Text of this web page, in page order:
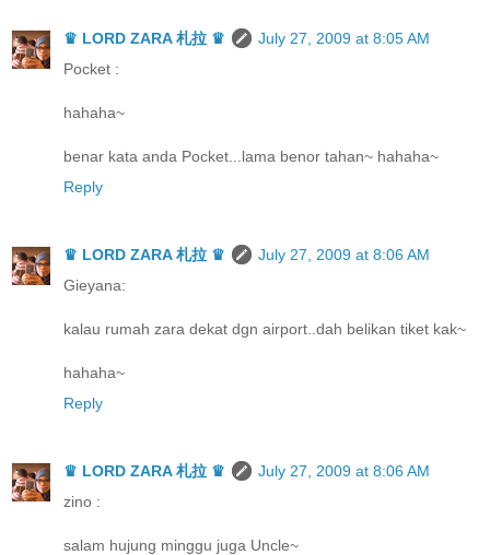
♛ LORD ZARA 札拉 ♛
July 27, 2009 at 8:05 AM
Pocket :
hahaha~
benar kata anda Pocket...lama benor tahan~ hahaha~
Reply
♛ LORD ZARA 札拉 ♛
July 27, 2009 at 8:06 AM
Gieyana:
kalau rumah zara dekat dgn airport..dah belikan tiket kak~
hahaha~
Reply
♛ LORD ZARA 札拉 ♛
July 27, 2009 at 8:06 AM
zino :
salam hujung minggu juga Uncle~